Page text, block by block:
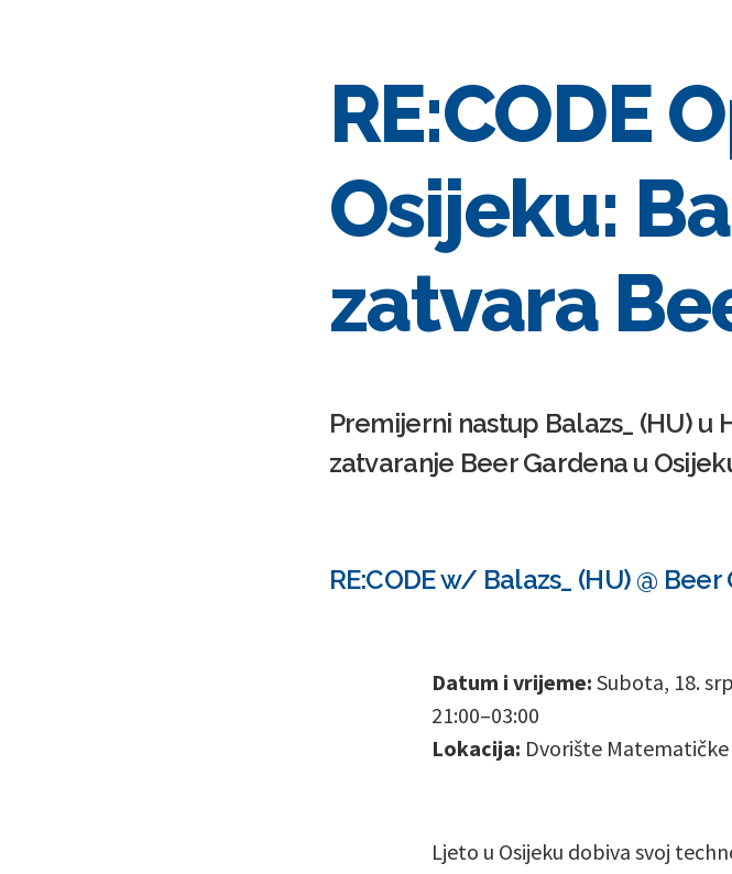
RE:CODE
Osijeku:
zatvara
Premijerni nastup Balazs_ (HU) u
zatvaranje Beer Gardena u
RE:CODE w/ Balazs_ (HU) @
Datum i vrijeme: Subota, 18.
21:00–03:00
Lokacija: Dvorište Matematičke
Ljeto u Osijeku dobiva svoj